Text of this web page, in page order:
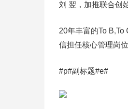
刘 翌，加推联合创
20年丰富的To
信担任核心管理岗
#p#副标题#e#